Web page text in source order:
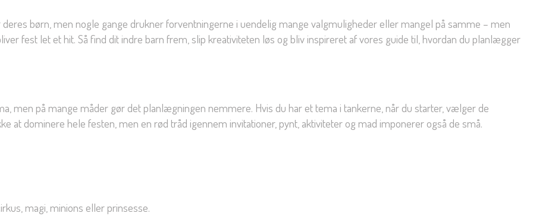
børn, men nogle gange drukner forventningerne i uendelig mange valgmuligheder eller mangel på samme – men
fest let et hit. Så find dit indre barn frem, slip kreativiteten løs og bliv inspireret af vores guide til, hvordan du planlægger
men på mange måder gør det planlægningen nemmere. Hvis du har et tema i tankerne, når du starter, vælger de
at dominere hele festen, men en rød tråd igennem invitationer, pynt, aktiviteter og mad imponerer også de små.
magi, minions eller prinsesse.